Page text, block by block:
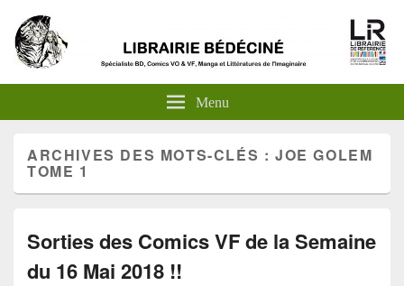
Menu
ARCHIVES DES MOTS-CLÉS :JOE GOLEM
TOME 1
Sorties des Comics VF de la Semaine
du 16 Mai 2018 !!